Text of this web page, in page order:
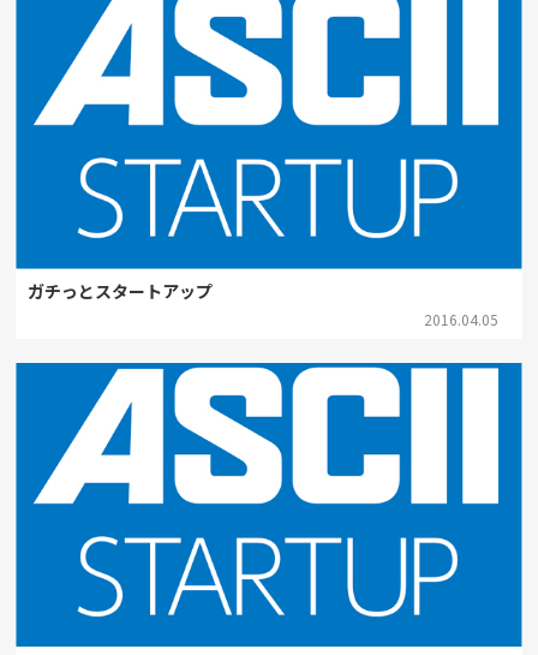
ガチっとスタートアップ
2016.04.05